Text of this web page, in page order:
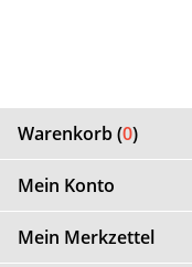
Warenkorb (0)
Mein Konto
Mein Merkzettel